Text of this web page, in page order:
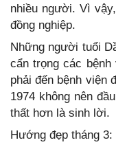
nhiều người. Vì
đồng nghiệp.
Những người tuổi
cẩn trọng các
phải đến bệnh viện
1974 không nên
thất hơn là sinh lời.
Hướng đẹp tháng 3: